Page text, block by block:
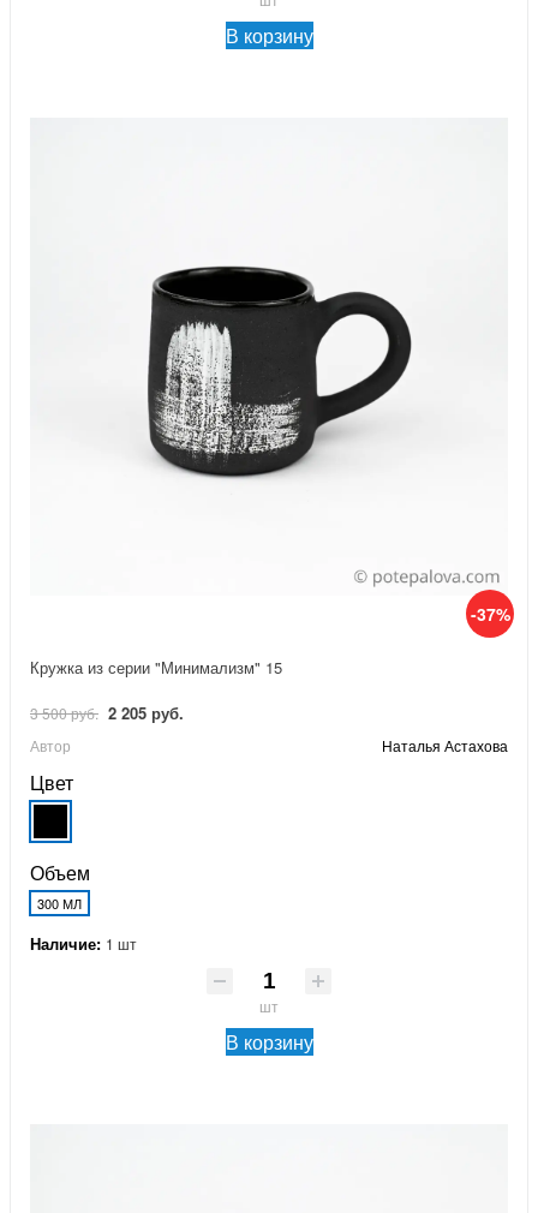
В корзину
-37%
Кружка из серии "Минимализм" 15
3 500 руб. 2 205 руб.
Автор Наталья Астахова
Цвет
Объем
300 МЛ
Наличие: 1 шт
шт
В корзину